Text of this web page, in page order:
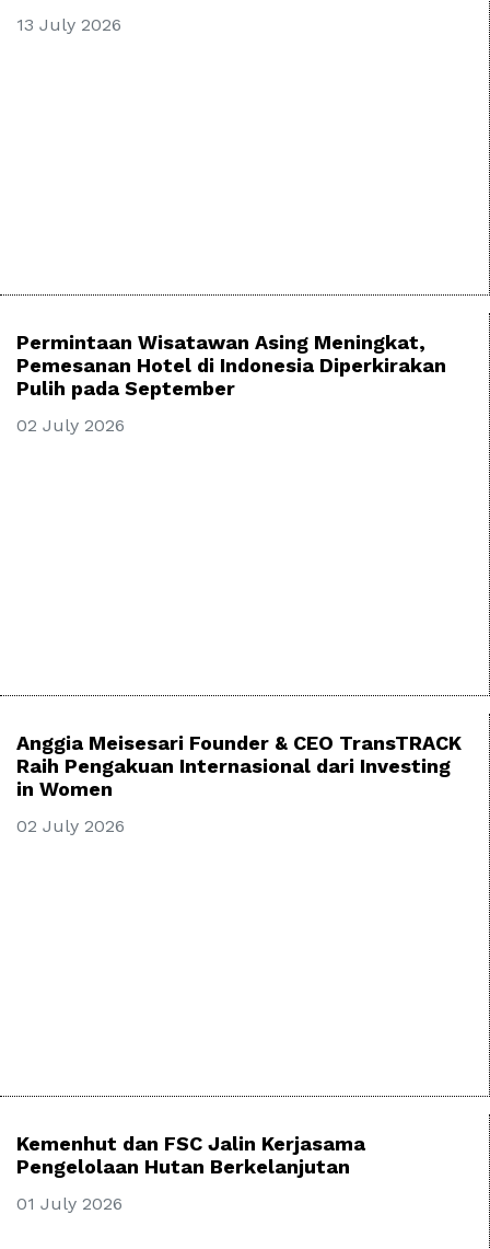
13 July 2026
Permintaan Wisatawan Asing Meningkat,
Pemesanan Hotel di Indonesia Diperkirakan
Pulih pada September
02 July 2026
Anggia Meisesari Founder & CEO TransTRACK
Raih Pengakuan Internasional dari Investing
in Women
02 July 2026
Kemenhut dan FSC Jalin Kerjasama
Pengelolaan Hutan Berkelanjutan
01 July 2026